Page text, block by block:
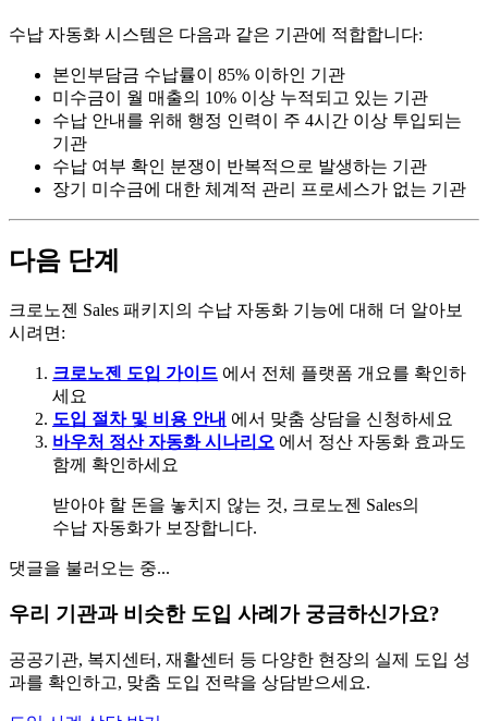
수납 자동화 시스템은 다음과 같은 기관에 적합합니다:
본인부담금 수납률이 85% 이하인 기관
미수금이 월 매출의 10% 이상 누적되고 있는 기관
수납 안내를 위해 행정 인력이 주 4시간 이상 투입되는
기관
수납 여부 확인 분쟁이 반복적으로 발생하는 기관
장기 미수금에 대한 체계적 관리 프로세스가 없는 기관
다음 단계
크로노젠 Sales 패키지의 수납 자동화 기능에 대해 더 알아보
시려면:
크로노젠 도입 가이드 에서 전체 플랫폼 개요를 확인하
세요
도입 절차 및 비용 안내 에서 맞춤 상담을 신청하세요
바우처 정산 자동화 시나리오 에서 정산 자동화 효과도
함께 확인하세요
받아야 할 돈을 놓치지 않는 것, 크로노젠 Sales의
수납 자동화가 보장합니다.
댓글을 불러오는 중...
우리 기관과 비슷한 도입 사례가 궁금하신가요?
공공기관, 복지센터, 재활센터 등 다양한 현장의 실제 도입 성
과를 확인하고, 맞춤 도입 전략을 상담받으세요.